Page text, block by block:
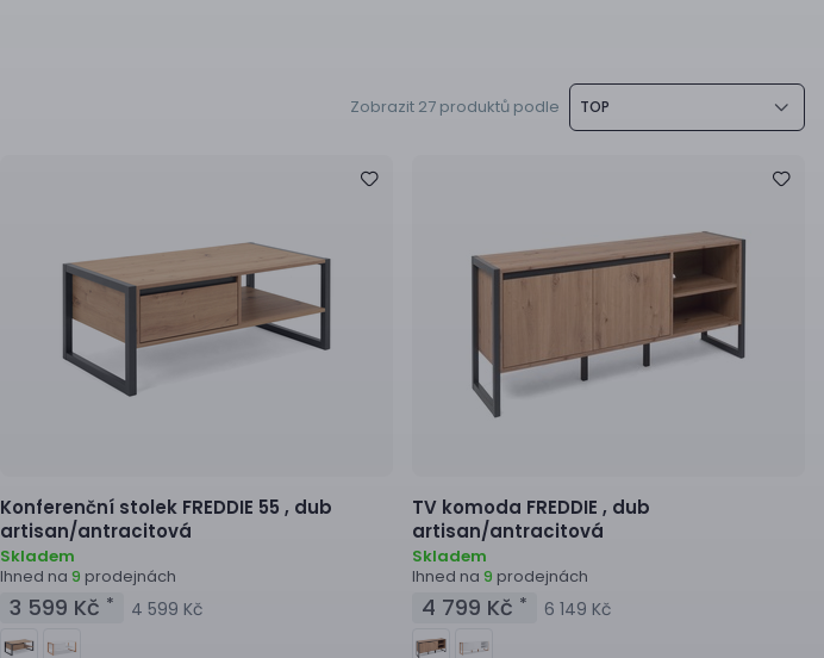
TOP
Zobrazit 27 produktů podle
Konferenční stolek FREDDIE 55 , dub
artisan/antracitová
Skladem
Ihned na 9 prodejnách
3 599 Kč * 4 599 Kč
TV komoda FREDDIE , dub
artisan/antracitová
Skladem
Ihned na 9 prodejnách
4 799 Kč * 6 149 Kč